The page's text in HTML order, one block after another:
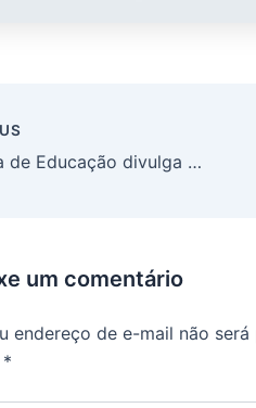
Secretaria de Educação divulga programação e croqui do Desfile Cívico de 7 de Setembro
um comentário
endereço de e-mail não
*